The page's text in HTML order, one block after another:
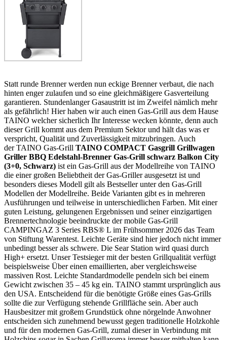
Statt runde Brenner werden nun eckige Brenner verbaut, die nach
hinten enger zulaufen und so eine gleichmäßigere Gasverteilung
garantieren. Stundenlanger Gasaustritt ist im Zweifel nämlich mehr
als gefährlich! Hier haben wir auch einen Gas-Grill aus dem Hause
TAINO welcher sicherlich Ihr Interesse wecken könnte, denn auch
dieser Grill kommt aus dem Premium Sektor und hält das was er
verspricht, Qualität und Zuverlässigkeit mitzubringen. Auch
der TAINO Gas-Grill TAINO COMPACT Gasgrill Grillwagen
Griller BBQ Edelstahl-Brenner Gas-Grill schwarz Balkon City
(3+0, Schwarz) ist ein Gas-Grill aus der Modellreihe von TAINO
die einer großen Beliebtheit der Gas-Griller ausgesetzt ist und
besonders dieses Modell gilt als Bestseller unter den Gas-Grill
Modellen der Modellreihe. Beide Varianten gibt es in mehreren
Ausführungen und teilweise in unterschiedlichen Farben. Mit einer
guten Leistung, gelungenen Ergebnissen und seiner einzigartigen
Brennertechnologie beeindruckte der mobile Gas-Grill
CAMPINGAZ 3 Series RBS® L im Frühsommer 2026 das Team
von Stiftung Warentest. Leichte Geräte sind hier jedoch nicht immer
unbedingt besser als schwere. Die Sear Station wird quasi durch
High+ ersetzt. Unser Testsieger mit der besten Grillqualität verfügt
beispielsweise Über einen emaillierten, aber vergleichsweise
massiven Rost. Leichte Standardmodelle pendeln sich bei einem
Gewicht zwischen 35 – 45 kg ein. TAINO stammt ursprünglich aus
den USA. Entscheidend für die benötigte Größe eines Gas-Grills
sollte die zur Verfügung stehende Grillfläche sein. Aber auch
Hausbesitzer mit großem Grundstück ohne nörgelnde Anwohner
entscheiden sich zunehmend bewusst gegen traditionelle Holzkohle
und für den modernen Gas-Grill, zumal dieser in Verbindung mit